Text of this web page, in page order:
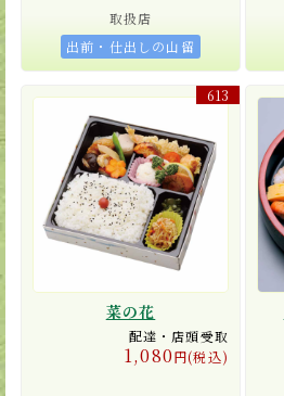
取扱店
出前・仕出しの山留
613
菜の花
配達・店頭受取
1,080円(税込)